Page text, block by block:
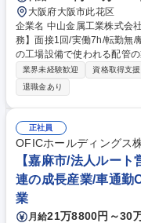
大阪府大阪市此花区
企業名 中山金属工業株式会社 求人名 第2新卒歓迎【此花/プラント配管業
務】面接1回/実働7h/転勤無/離職率が低い 仕事の内
の工場設備で使われる配管
の工場で寸法を測り、当社
せします。第二新卒の方も大歓迎です◎ 状況により
て、業務量を調整していま
業は月5時間程度と働きやす
で休日出勤した場合は、別
熟練の社員が丁寧にサポー
くほか、玉掛やガス溶接な
られます。 募集職種 第2新卒歓迎【此花/プラント配管業務】面接1回/実働
7h/転勤無/離職率が低い
業界未経験歓迎 資格取得支援
退職金あり
正社員
OFICホールディングス
【嘉麻市/法人ルー
連の成長産業/車通勤
業
月給21万8800円～30